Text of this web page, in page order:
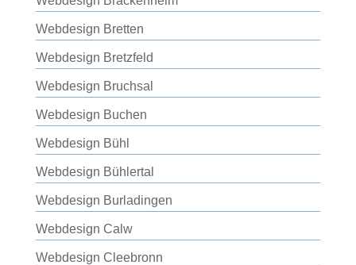
Webdesign Bretten
Webdesign Bretzfeld
Webdesign Bruchsal
Webdesign Buchen
Webdesign Bühl
Webdesign Bühlertal
Webdesign Burladingen
Webdesign Calw
Webdesign Cleebronn